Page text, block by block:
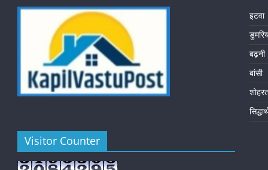
Visitor Counter
इटवा
बढ़नी
बांसी